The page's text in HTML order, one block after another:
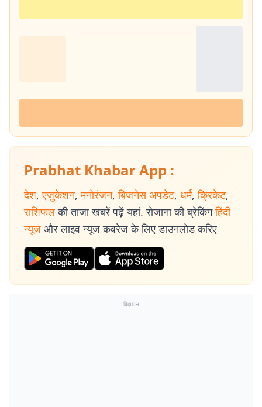
Prabhat Khabar App :
देश, एजुकेशन, मनोरंजन, बिजनेस अपडेट, धर्म, क्रिकेट,
राशिफल की ताजा खबरें पढ़ें यहां. रोजाना की ब्रेकिंग हिंदी
न्यूज और लाइव न्यूज कवरेज के लिए डाउनलोड करिए
विज्ञापन